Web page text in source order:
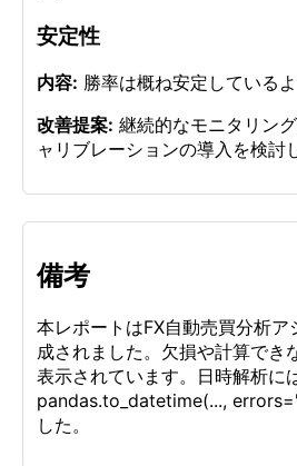
安定性
内容: 勝率は概ね安定しているよ
改善提案: 継続的なモニタリン
ャリブレーションの導入を検討
備考
本レポートはFX自動売買分析ア
成されました。欠損や計算でき
表示されています。日時解析に
pandas.to_datetime(...,
した。